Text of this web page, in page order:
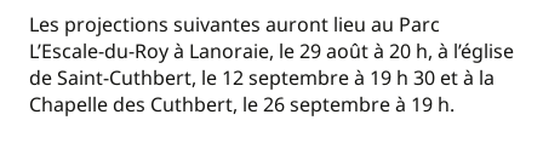
Les projections suivantes auront lieu au Parc
L’Escale-du-Roy à Lanoraie, le 29 août à 20 h, à l’église
de Saint-Cuthbert, le 12 septembre à 19 h 30 et à la
Chapelle des Cuthbert, le 26 septembre à 19 h.